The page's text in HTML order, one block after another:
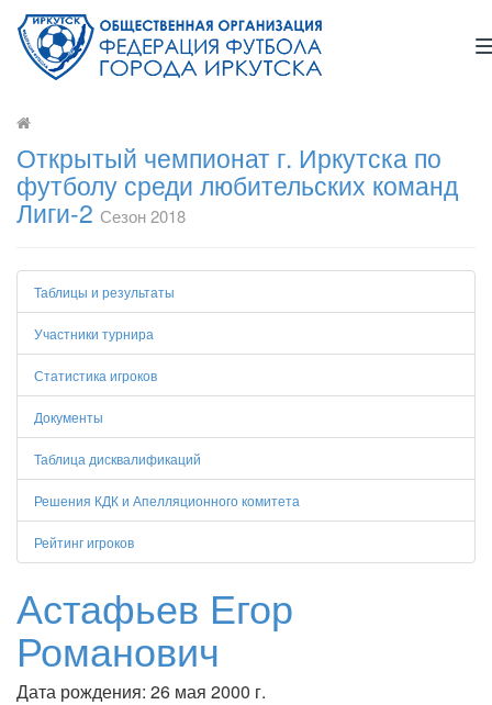
Открытый чемпионат г. Иркутска по
футболу среди любительских команд
Лиги-2 Сезон 2018
Таблицы и результаты
Участники турнира
Статистика игроков
Документы
Таблица дисквалификаций
Решения КДК и Апелляционного комитета
Рейтинг игроков
Астафьев Егор
Романович
Дата рождения: 26 мая 2000 г.